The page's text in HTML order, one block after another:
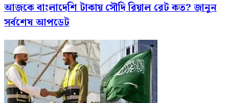
আজকে বাংলাদেশি টাকায় সৌদি রিয়াল রেট কত? জানুন
সর্বশেষ আপডেট